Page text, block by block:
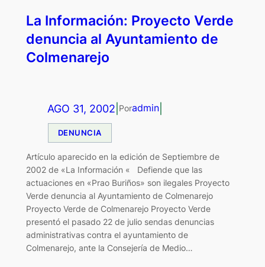
La Información: Proyecto Verde
denuncia al Ayuntamiento de
Colmenarejo
AGO 31, 2002 Poradmin|
DENUNCIA
Artículo aparecido en la edición de Septiembre de
2002 de «La Información « Defiende que las
actuaciones en «Prao Buriños» son ilegales Proyecto
Verde denuncia al Ayuntamiento de Colmenarejo
Proyecto Verde de Colmenarejo Proyecto Verde
presentó el pasado 22 de julio sendas denuncias
administrativas contra el ayuntamiento de
Colmenarejo, ante la Consejería de Medio…